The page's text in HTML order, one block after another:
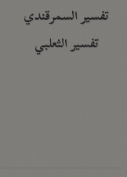
تفسير السمرقندي
تفسير الثعلبي